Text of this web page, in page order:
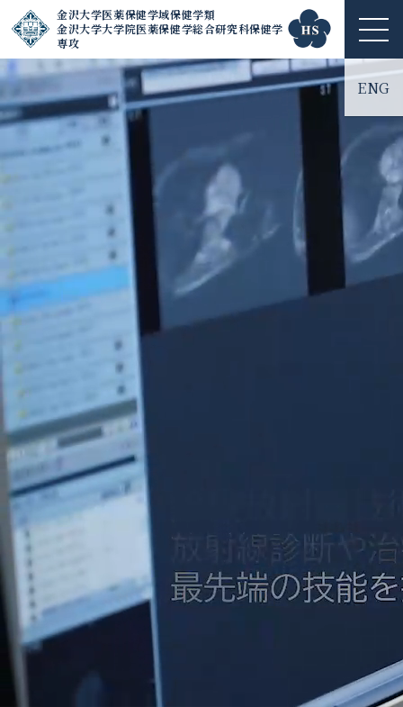
金沢大学医薬保健学域保健学類
金沢大学大学院医薬保健学総合研究科保健学
専攻
ME
NU
ENG